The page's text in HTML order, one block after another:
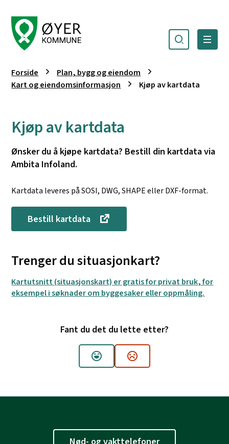
Søk Meny
Du er her:
Forside
Plan, bygg og eiendom
Kart og eiendomsinformasjon
Kjøp av kartdata
Kjøp av kartdata
Ønsker du å kjøpe kartdata? Bestill din kartdata via
Ambita Infoland.
Kartdata leveres på SOSI, DWG, SHAPE eller DXF-format.
Bestill kartdata
Trenger du situasjonkart?
Kartutsnitt (situasjonskart) er gratis for privat bruk, for
eksempel i søknader om byggesaker eller oppmåling.
Fant du det du lette etter?
Ja Nei
Nød- og vakttelefoner